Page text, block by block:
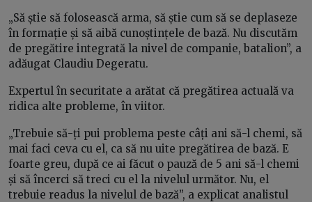
„Să știe să folosească arma, să știe cum să se deplaseze
în formație și să aibă cunoștințele de bază. Nu discutăm
de pregătire integrată la nivel de companie, batalion”, a
adăugat Claudiu Degeratu.
Expertul în securitate a arătat că pregătirea actuală va
ridica alte probleme, în viitor.
„Trebuie să-ți pui problema peste câți ani să-l chemi, să
mai faci ceva cu el, ca să nu uite pregătirea de bază. E
foarte greu, după ce ai făcut o pauză de 5 ani să-l chemi
și să încerci să treci cu el la nivelul următor. Nu, el
trebuie readus la nivelul de bază”, a explicat analistul